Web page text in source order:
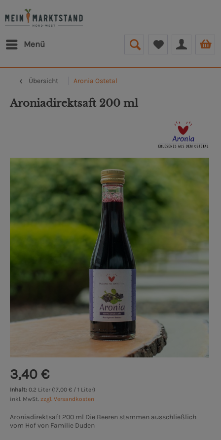
Menü
Übersicht Aronia Ostetal
Aroniadirektsaft 200 ml
3,40 €
Inhalt: 0.2 Liter (17,00 € / 1 Liter)
inkl. MwSt. zzgl. Versandkosten
Aroniadirektsaft 200 ml Die Beeren stammen ausschließlich
vom Hof von Familie Duden